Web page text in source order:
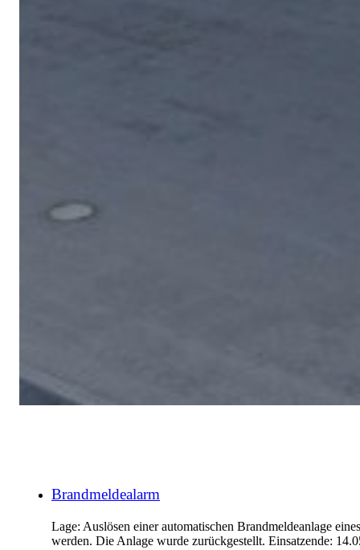
Brandmeldealarm
Lage: Auslösen einer automatischen Brandmeldeanlage
werden. Die Anlage wurde zurückgestellt. Einsatzende: